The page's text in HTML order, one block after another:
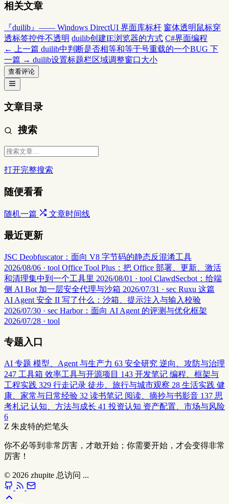
相关文章
『duilib』—— Windows DirectUI 界面库标杆 窗体透明鼠标穿
透标签控件不透明 duilib创建IE浏览器的方式 C#界面编程
← 上一篇 duilib中判断是否相等和等于号重载的一个BUG 下
一篇 → duilib设置标题栏区域调整窗口大小
查看评论
文章目录
搜索
打开完整搜索
随便看看
随机一篇 文章时间线
最近更新
JSC Deobfuscator：面向 V8 字节码的静态反混淆工具
2026/08/06 · tool Office Tool Plus：把 Office 部署、更新、激活
和清理集中到一个工具里 2026/08/01 · tool ClawdSecbot：给端
侧 AI Bot 加一层安全代理与沙箱 2026/07/31 · sec Ruxu 这篇
AI Agent 安全 II 写了什么：沙箱、提示注入与输入校验
2026/07/30 · sec Harbor：面向 AI Agent 的评测与优化框架
2026/07/28 · tool
专题入口
AI 专题 模型、Agent 与生产力 63 安全研究 逆向、攻防与治理
247 工具箱 效率工具与开源项目 143 开发笔记 编程、框架与
工程实践 329 行走记录 徒步、旅行与城市观察 28 生活实践 健
康、家常与日常经验 32 读书笔记 阅读、摘抄与书影音 137 思
考札记 认知、方法与成长 41 投资认知 资产配置、市场与风险
6
Z 朱皮特的烂笔头
你不必等到非常厉害，才敢开始；你需要开始，才会变得非常
厉害！
© 2026 zhupite 总访问 ...